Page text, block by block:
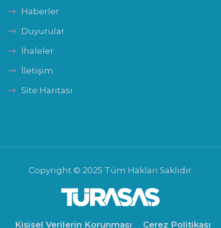
Haberler
Duyurular
İhaleler
İletişim
Site Haritası
Copyright © 2025 Tüm Hakları Saklıdır.
Kişisel Verilerin Korunması Çerez Politikası